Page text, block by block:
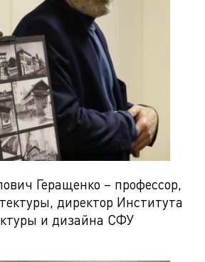
Геращенко – профессор,
директор Института
и дизайна СФУ